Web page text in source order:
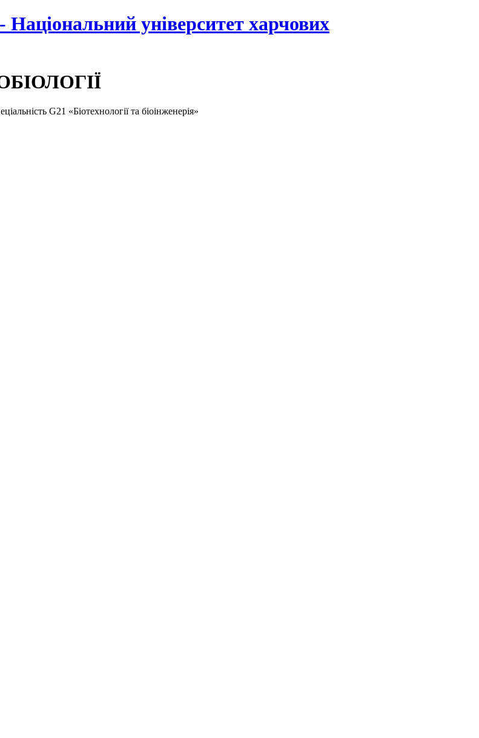
- Національний університет харчових
G21 «Біотехнології та біоінженерія»